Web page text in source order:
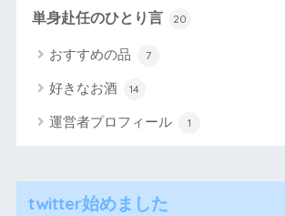
単身赴任のひとり言 20
おすすめの品 7
好きなお酒 14
運営者プロフィール 1
twitter始めました